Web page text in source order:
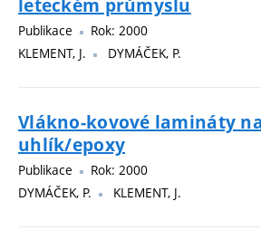
leteckém průmyslu
Publikace
Rok: 2000
KLEMENT, J.
DYMÁČEK, P.
Vlákno-kovové lamináty
uhlík/epoxy
Publikace
Rok: 2000
DYMÁČEK, P.
KLEMENT, J.